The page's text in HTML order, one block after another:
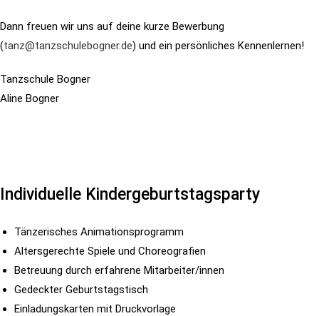
Dann freuen wir uns auf deine kurze Bewerbung
(tanz@tanzschulebogner.de) und ein persönliches Kennenlernen!
Tanzschule Bogner
Aline Bogner
Individuelle Kindergeburtstagsparty​
Tänzerisches Animationsprogramm
Altersgerechte Spiele und Choreografien
Betreuung durch erfahrene Mitarbeiter/innen
Gedeckter Geburtstagstisch
Einladungskarten mit Druckvorlage